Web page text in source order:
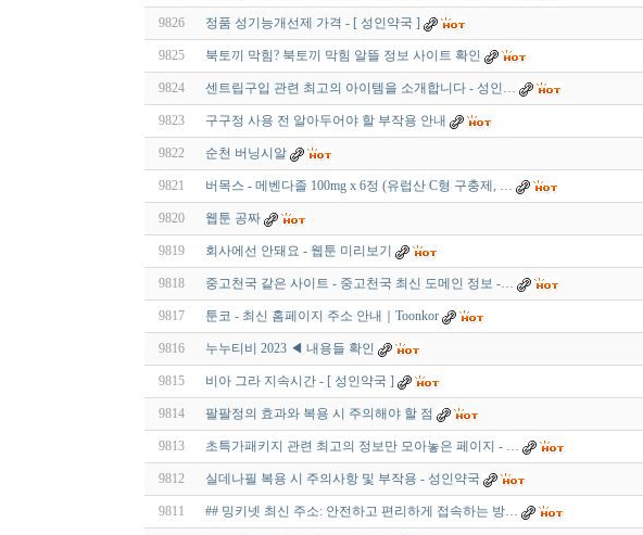
9826 정품 성기능개선제 가격 - [ 성인약국 ]
9825 북토끼 막힘? 북토끼 막힘 알뜰 정보 사이트 확인
9824 센트립구입 관련 최고의 아이템을 소개합니다 - 성인…
9823 구구정 사용 전 알아두어야 할 부작용 안내
9822 순천 버닝시알
9821 버목스 - 메벤다졸 100mg x 6정 (유럽산 C형 구충제, …
9820 웹툰 공짜
9819 회사에선 안돼요 - 웹툰 미리보기
9818 중고천국 같은 사이트 - 중고천국 최신 도메인 정보 -…
9817 툰코 - 최신 홈페이지 주소 안내｜Toonkor
9816 누누티비 2023 ◀ 내용들 확인
9815 비아 그라 지속시간 - [ 성인약국 ]
9814 팔팔정의 효과와 복용 시 주의해야 할 점
9813 초특가패키지 관련 최고의 정보만 모아놓은 페이지 - …
9812 실데나필 복용 시 주의사항 및 부작용 - 성인약국
9811 ## 밍키넷 최신 주소: 안전하고 편리하게 접속하는 방…